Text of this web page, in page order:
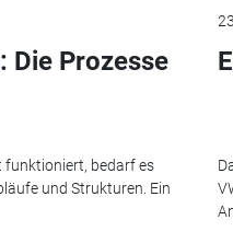
Die Prozesse
funktioniert, bedarf es
und Strukturen. Ein